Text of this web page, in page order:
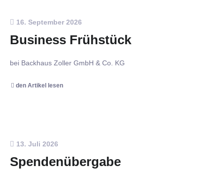
16. September 2026
Business Frühstück
bei Backhaus Zoller GmbH & Co. KG
den Artikel lesen
13. Juli 2026
Spendenübergabe